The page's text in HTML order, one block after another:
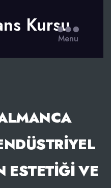
Kursu
Menu
ESTETIĞI VE